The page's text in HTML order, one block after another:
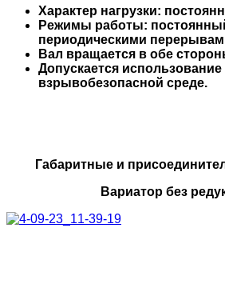
Характер нагрузки:
Режимы работы:
периодическими
Вал вращается в обе
Допускается
взрывобезопасной среде.
Габаритные и
Вариатор без